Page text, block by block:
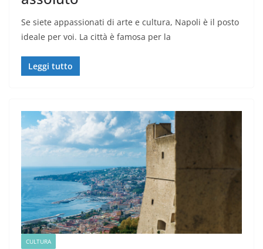
Se siete appassionati di arte e cultura, Napoli è il posto
ideale per voi. La città è famosa per la
Leggi tutto
CULTURA